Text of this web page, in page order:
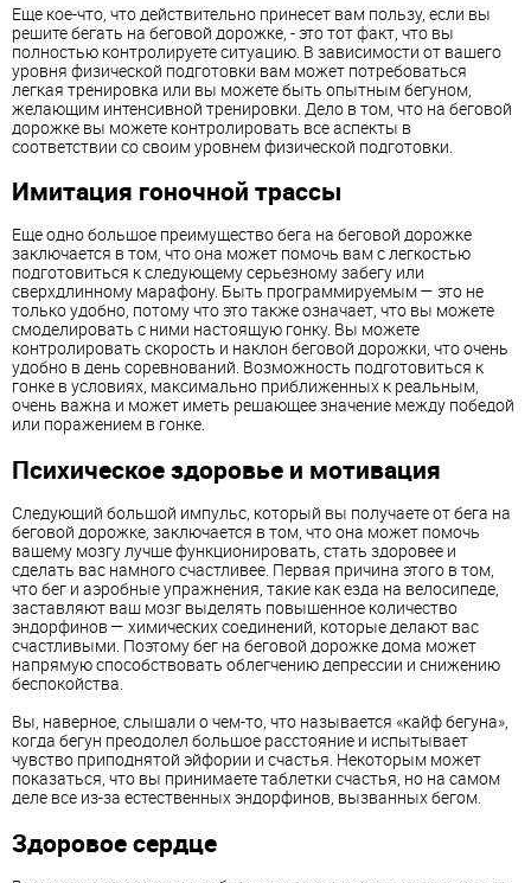
Еще кое-что, что действительно принесет вам пользу, если вы
решите бегать на беговой дорожке, - это тот факт, что вы
полностью контролируете ситуацию. В зависимости от вашего
уровня физической подготовки вам может потребоваться
легкая тренировка или вы можете быть опытным бегуном,
желающим интенсивной тренировки. Дело в том, что на беговой
дорожке вы можете контролировать все аспекты в
соответствии со своим уровнем физической подготовки.
Имитация гоночной трассы
Еще одно большое преимущество бега на беговой дорожке
заключается в том, что она может помочь вам с легкостью
подготовиться к следующему серьезному забегу или
сверхдлинному марафону. Быть программируемым — это не
только удобно, потому что это также означает, что вы можете
смоделировать с ними настоящую гонку. Вы можете
контролировать скорость и наклон беговой дорожки, что очень
удобно в день соревнований. Возможность подготовиться к
гонке в условиях, максимально приближенных к реальным,
очень важна и может иметь решающее значение между победой
или поражением в гонке.
Психическое здоровье и мотивация
Следующий большой импульс, который вы получаете от бега на
беговой дорожке, заключается в том, что она может помочь
вашему мозгу лучше функционировать, стать здоровее и
сделать вас намного счастливее. Первая причина этого в том,
что бег и аэробные упражнения, такие как езда на велосипеде,
заставляют ваш мозг выделять повышенное количество
эндорфинов — химических соединений, которые делают вас
счастливыми. Поэтому бег на беговой дорожке дома может
напрямую способствовать облегчению депрессии и снижению
беспокойства.
Вы, наверное, слышали о чем-то, что называется «кайф бегуна»,
когда бегун преодолел большое расстояние и испытывает
чувство приподнятой эйфории и счастья. Некоторым может
показаться, что вы принимаете таблетки счастья, но на самом
деле все из-за естественных эндорфинов, вызванных бегом.
Здоровое сердце